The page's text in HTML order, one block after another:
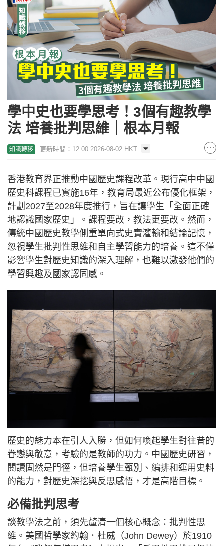
學中史也要學思考！3個有趣教學
法 培養批判思維｜根本月報
知識轉移 更新時間：12:00 2026-08-02 HKT
香港教育界正推動中國歷史課程改革。現行高中中國
歷史科課程已實施16年，教育局最近公布優化框架，
計劃2027至2028年度推行，旨在讓學生「全面正確
地認識國家歷史」。課程要改，教法更要改。然而，
傳統中國歷史教學側重單向式史實灌輸和結論記憶，
忽視學生批判性思維和自主學習能力的培養。這不僅
影響學生對歷史知識的深入理解，也難以激發他們的
學習興趣及國家認同感。
歷史的魅力本在引人入勝，但如何喚起學生對往昔的
眷戀與敬意，考驗的是教師的功力。中國歷史研習，
閱讀固然是門徑，但培養學生甄別、編排和運用史料
的能力，對歷史深挖與反思感悟，才是高階目標。
必備批判思考
談教學法之前，須先釐清一個核心概念：批判性思
維。美國哲學家約翰．杜威（John Dewey）於1910